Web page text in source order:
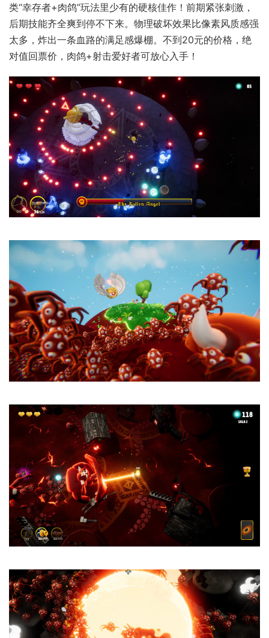
类“幸存者+肉鸽”玩法里少有的硬核佳作！前期紧张刺激，
后期技能齐全爽到停不下来。物理破坏效果比像素风质感强
太多，炸出一条血路的满足感爆棚。不到20元的价格，绝
对值回票价，肉鸽+射击爱好者可放心入手！